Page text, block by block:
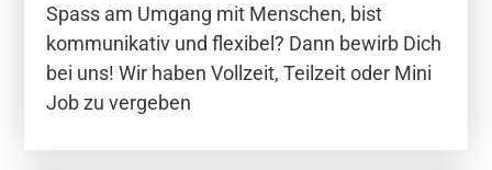
Spass am Umgang mit Menschen, bist
kommunikativ und flexibel? Dann bewirb Dich
bei uns! Wir haben Vollzeit, Teilzeit oder Mini
Job zu vergeben